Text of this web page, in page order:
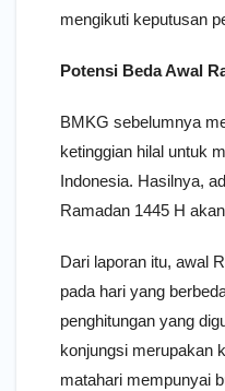
mengikuti keputusan
Potensi Beda Awal
BMKG sebelumnya
ketinggian hilal untuk
Indonesia. Hasilnya,
Ramadan 1445 H
Dari laporan itu, awal
pada hari yang
penghitungan yang
konjungsi merupakan
matahari mempunyai